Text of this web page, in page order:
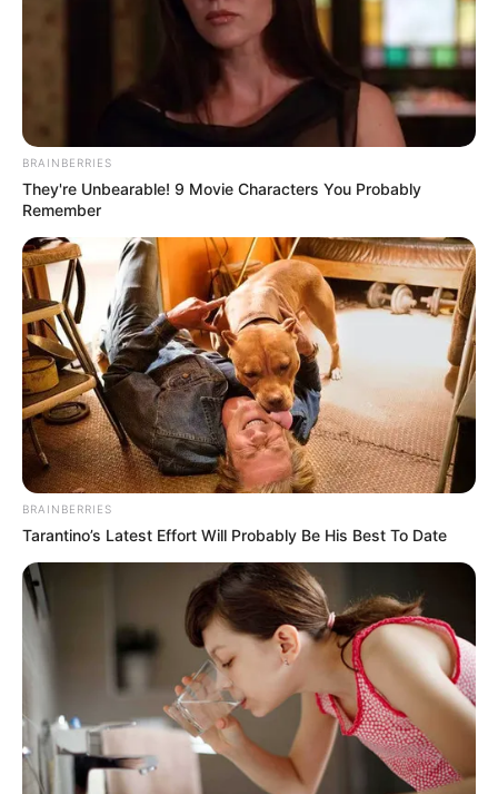
BRAINBERRIES
They're Unbearable! 9 Movie Characters You Probably
Remember
BRAINBERRIES
Tarantino’s Latest Effort Will Probably Be His Best To Date